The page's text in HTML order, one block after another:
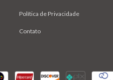
Política de Privacidade
Contato